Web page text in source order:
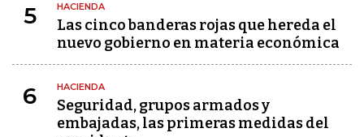
5 HACIENDA
Las cinco banderas rojas que hereda el
nuevo gobierno en materia económica
6 HACIENDA
Seguridad, grupos armados y
embajadas, las primeras medidas del